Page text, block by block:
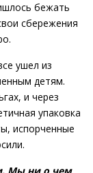
бежать
сбережения
ушел из
детям.
и через
упаковка
испорченные